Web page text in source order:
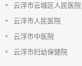
云浮市云城区人民医院
云浮市人民医院
云浮市中医院
云浮市妇幼保健院